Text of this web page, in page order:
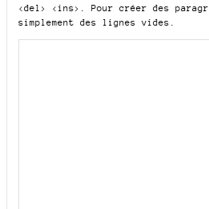
<del> <ins>
. Pour créer des
simplement des lignes vides.